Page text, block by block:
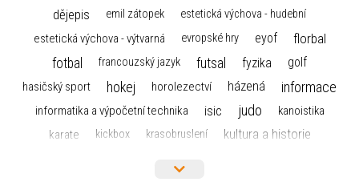
dějepis emil zátopek estetická výchova - hudební
estetická výchova - výtvarná evropské hry eyof florbal
fotbal francouzský jazyk futsal fyzika golf
hasičský sport hokej horolezectví házená informace
informatika a výpočetní technika isic judo
kanoistika
karate
kickbox krasobruslení
kultura a historie